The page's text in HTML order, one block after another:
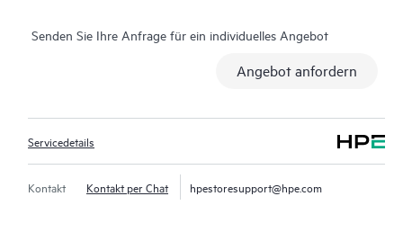
Senden Sie Ihre Anfrage für ein individuelles Angebot
Angebot anfordern
Servicedetails
Kontakt Kontakt per Chat hpestoresupport@hpe.com